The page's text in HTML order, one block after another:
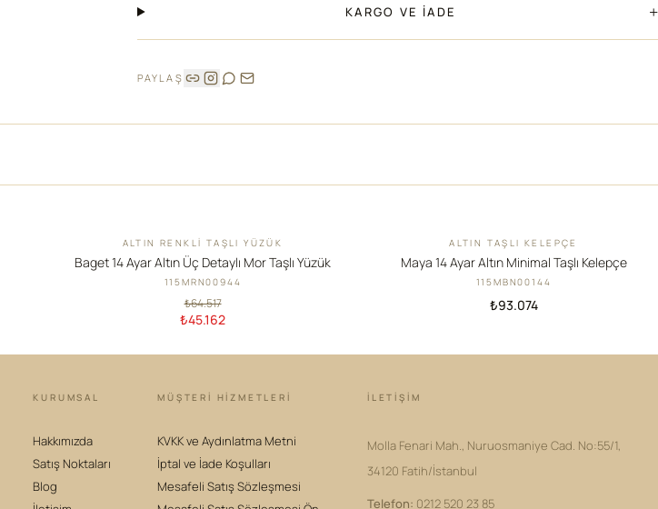
KARGO VE İADE +
PAYLAŞ
ALTIN RENKLI TAŞLI YÜZÜK
Baget 14 Ayar Altın Üç Detaylı Mor Taşlı Yüzük
115MRN00944
₺64.517
₺45.162
ALTIN TAŞLI KELEPÇE
Maya 14 Ayar Altın Minimal Taşlı Kelepçe
115MBN00144
₺93.074
KURUMSAL
Hakkımızda
Satış Noktaları
Blog
MÜŞTERİ HİZMETLERİ
KVKK ve Aydınlatma Metni
İptal ve İade Koşulları
Mesafeli Satış Sözleşmesi
İLETIŞIM
Molla Fenari Mah., Nuruosmaniye Cad. No:55/1,
34120 Fatih/İstanbul
Telefon: 0212 520 23 85